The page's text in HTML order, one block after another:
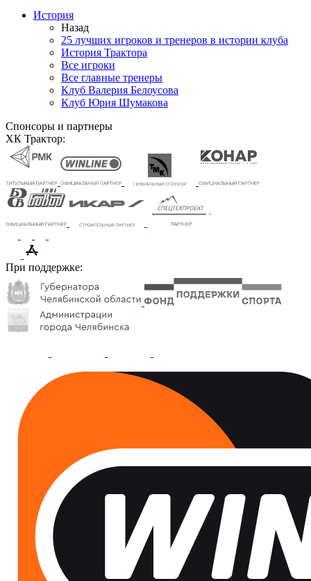
История
Назад
25 лучших игроков и тренеров в истории клуба
История Трактора
Все игроки
Все главные тренеры
Клуб Валерия Белоусова
Клуб Юрия Шумакова
Спонсоры и партнеры
ХК Трактор:
При поддержке: